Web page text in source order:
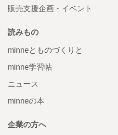
販売支援企画・イベント
読みもの
minneとものづくりと
minne学習帖
ニュース
minneの本
企業の方へ